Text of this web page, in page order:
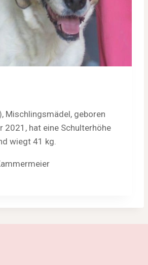
Mischlingsmädel, geboren
2021, hat eine Schulterhöhe
wiegt 41 kg.